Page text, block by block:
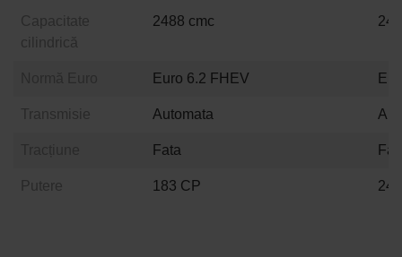
Capacitate
cilindrică
Transmisie
Putere
2488 cmc
Euro 6.2 FHEV
Automata
Fata
183 CP